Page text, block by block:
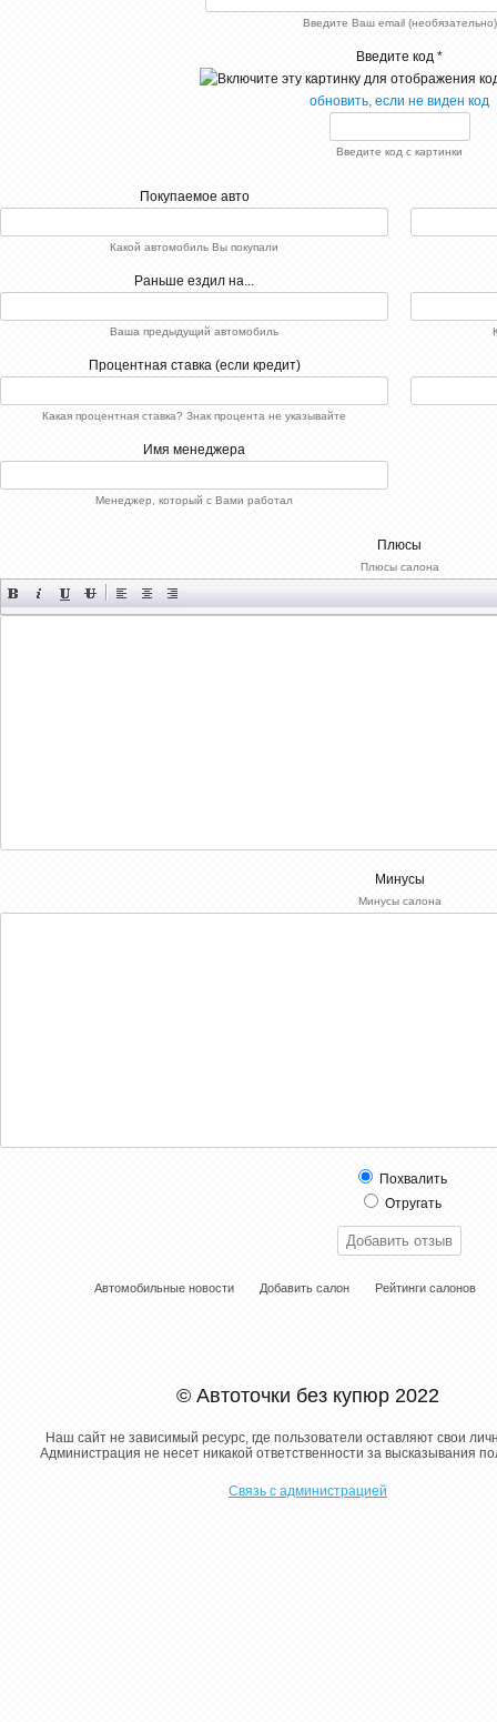
Введите Ваш email (необязательно)
Введите код *
обновить, если не виден код
Введите код с картинки
Покупаемое авто
Какой автомобиль Вы покупали
Раньше ездил на...
Ваша предыдущий автомобиль
Процентная ставка (если кредит)
Какая процентная ставка? Знак процента не указывайте
Имя менеджера
Менеджер, который с Вами работал
Плюсы
Плюсы салона
Минусы
Минусы салона
Похвалить
Отругать
Автомобильные новости Добавить салон Рейтинги салонов
© Автоточки без купюр 2022
Наш сайт не зависимый ресурс, где пользователи оставляют свои
Администрация не несет никакой ответственности за высказывания
Связь с администрацией